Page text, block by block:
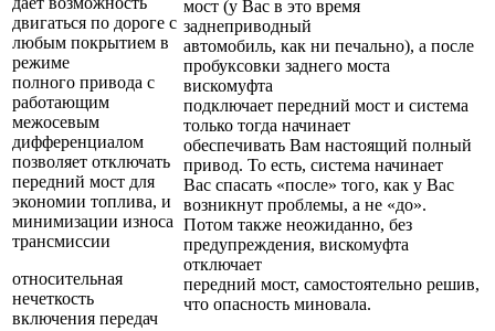
двигаться по дороге с
любым покрытием в
режиме
полного привода с
работающим
межосевым
дифференциалом
позволяет отключать
передний мост для
экономии топлива, и
минимизации износа
трансмиссии
относительная
нечеткость
включения передач
мост (у Вас в это время
заднеприводный
автомобиль, как ни печально), а после
пробуксовки заднего моста
вискомуфта
подключает передний мост и система
только тогда начинает
обеспечивать Вам настоящий полный
привод. То есть, система начинает
Вас спасать «после» того, как у Вас
возникнут проблемы, а не «до».
Потом также неожиданно, без
предупреждения, вискомуфта
отключает
передний мост, самостоятельно решив,
что опасность миновала.